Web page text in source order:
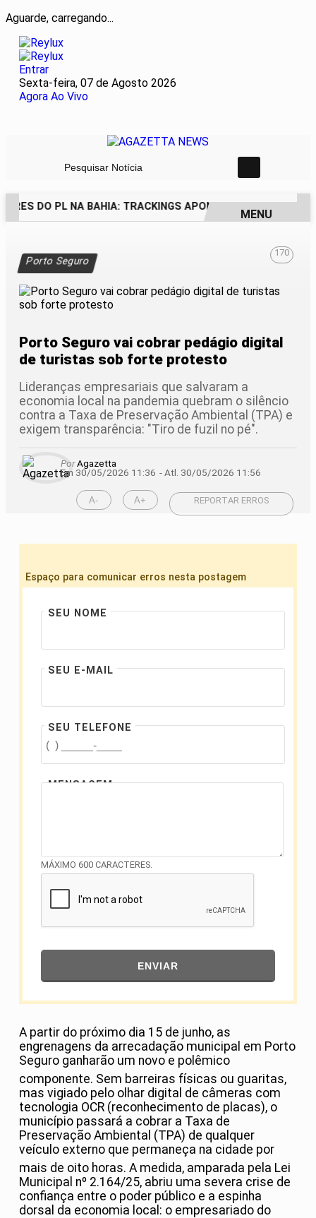
Aguarde, carregando...
Entrar
Sexta-feira, 07 de Agosto 2026
Agora Ao Vivo
Pesquisar Notícia
DO PL NA BAHIA: TRACKINGS APONTAM DRA. RAISSA
MENU
Porto Seguro
170
Porto Seguro vai cobrar pedágio digital
de turistas sob forte protesto
Lideranças empresariais que salvaram a
economia local na pandemia quebram o silêncio
contra a Taxa de Preservação Ambiental (TPA) e
exigem transparência: "Tiro de fuzil no pé".
PorAgazetta
Em 30/05/2026 11:36 - Atl. 30/05/2026 11:56
A- A+ REPORTAR ERROS
Espaço para comunicar erros nesta postagem
SEU NOME
SEU E-MAIL
SEU TELEFONE
MENSAGEM
MÁXIMO 600 CARACTERES.
ENVIAR
A partir do próximo dia 15 de junho, as
engrenagens da arrecadação municipal em Porto
Seguro ganharão um novo e polêmico
componente. Sem barreiras físicas ou guaritas,
mas vigiado pelo olhar digital de câmeras com
tecnologia OCR (reconhecimento de placas), o
município passará a cobrar a Taxa de
Preservação Ambiental (TPA) de qualquer
veículo externo que permaneça na cidade por
mais de oito horas. A medida, amparada pela Lei
Municipal nº 2.164/25, abriu uma severa crise de
confiança entre o poder público e a espinha
dorsal da economia local: o empresariado do